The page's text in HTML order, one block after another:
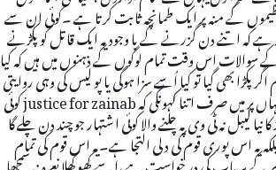
کے منہ پر ایک طمانچہ ثابت کرتا ہے ۔کوئی ان سے
ہے کہ اتنے دن گزرنے کے با وجود یہ ایک قاتل کو پکڑنے
ہے؟؟؟۲ قسم کے سوالات اس وقت تمام لوگوں کے ذہنوں میں ہیں کہ کیا
پکڑا بھی گیا تو کیا اُسے سزا ہوگی یا پو لیس کی وہی روایتی
کہانی دہرائی جا ئے گی؟؟یہاں پر میں صرف ا تنا کہونگی کہ justice for zainab کوئی
نیا لیبل نہ ٹی وی پہ چلنے والا کوئی ا شتہار جو چند دن چلے گا
یہ اس پوری قوم کی د لی التجا ہے۔یہ اس قوم کی تمام